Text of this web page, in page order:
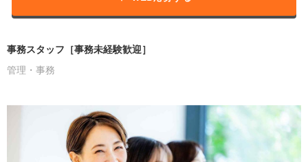
事務スタッフ［事務未経験歓迎］
管理・事務